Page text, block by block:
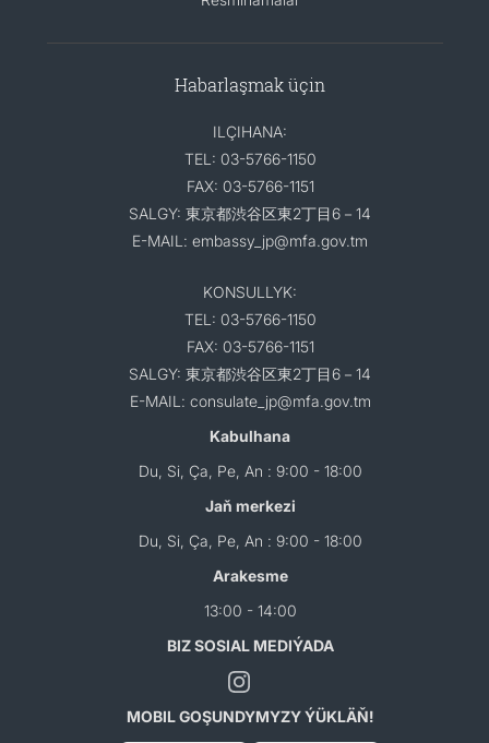
Habarlaşmak üçin
ILÇIHANA:
TEL: 03-5766-1150
FAX: 03-5766-1151
SALGY: 東京都渋谷区東2丁目6－14
E-MAIL: embassy_jp@mfa.gov.tm
KONSULLYK:
TEL: 03-5766-1150
FAX: 03-5766-1151
SALGY: 東京都渋谷区東2丁目6－14
E-MAIL: consulate_jp@mfa.gov.tm
Kabulhana
Du, Si, Ça, Pe, An : 9:00 - 18:00
Jaň merkezi
Du, Si, Ça, Pe, An : 9:00 - 18:00
Arakesme
13:00 - 14:00
BIZ SOSIAL MEDIÝADA
MOBIL GOŞUNDYMYZY ÝÜKLÄŇ!